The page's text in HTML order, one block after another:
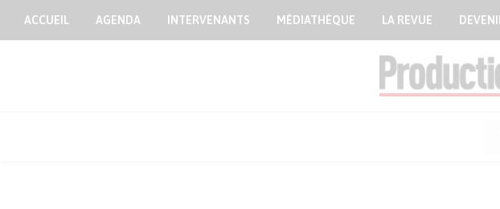
ACCUEIL AGENDA INTERVENANTS MÉDIATHÈQUE LA REVUE